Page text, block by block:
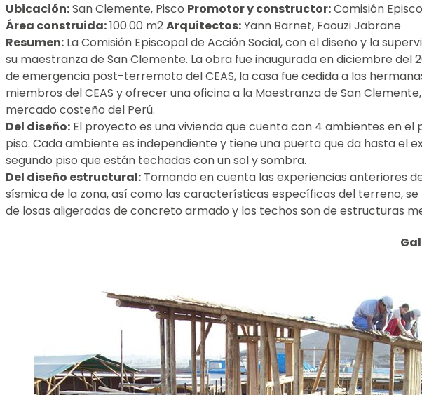
Ubicación:San Clemente, Pisco Promotor y constructor:Comisión
Área construida:100.00 m2Arquitectos:Yann Barnet, Faouzi Jabrane
Resumen: La Comisión Episcopal de Acción Social, con el diseño y la
su maestranza de San Clemente. La obra fue inaugurada en diciembre
de emergencia post-terremoto del CEAS, la casa fue cedida a las
miembros del CEAS y ofrecer una oficina a la Maestranza de San
mercado costeño del Perú.
Del diseño: El proyecto es una vivienda que cuenta con 4 ambientes en
piso. Cada ambiente es independiente y tiene una puerta que da hasta el
segundo piso que están techadas con un sol y sombra.
Del diseño estructural: Tomando en cuenta las experiencias anteriores
sísmica de la zona, así como las características específicas del terreno,
de losas aligeradas de concreto armado y los techos son de estructuras